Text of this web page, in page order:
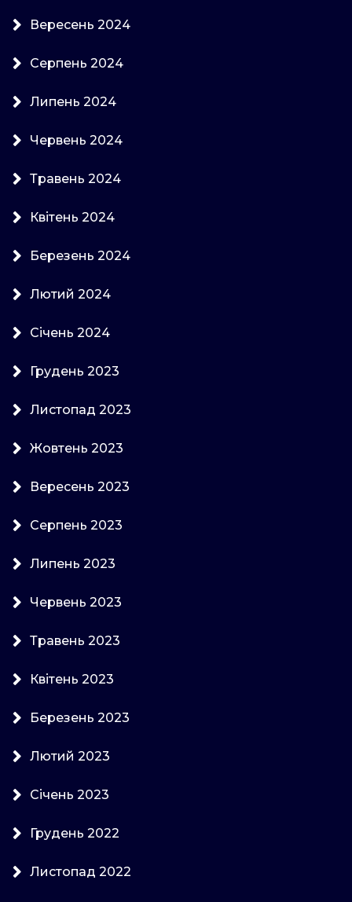
Вересень 2024
Серпень 2024
Липень 2024
Червень 2024
Травень 2024
Квітень 2024
Березень 2024
Лютий 2024
Січень 2024
Грудень 2023
Листопад 2023
Жовтень 2023
Вересень 2023
Серпень 2023
Липень 2023
Червень 2023
Травень 2023
Квітень 2023
Березень 2023
Лютий 2023
Січень 2023
Грудень 2022
Листопад 2022